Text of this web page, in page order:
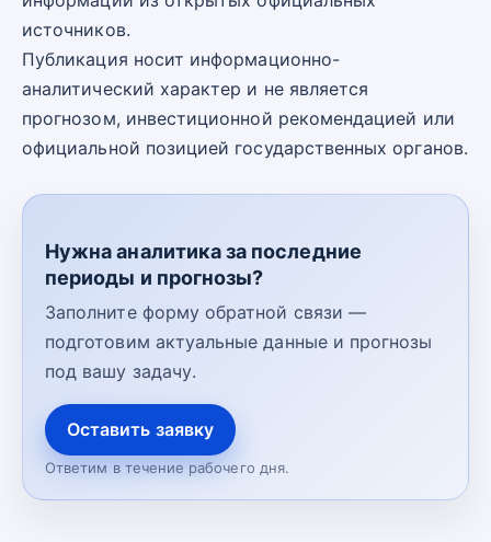
источников.
Публикация носит информационно-
аналитический характер и не является
прогнозом, инвестиционной рекомендацией или
официальной позицией государственных органов.
Нужна аналитика за последние
периоды и прогнозы?
Заполните форму обратной связи —
подготовим актуальные данные и прогнозы
под вашу задачу.
Оставить заявку
Ответим в течение рабочего дня.